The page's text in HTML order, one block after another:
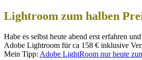
Lightroom zum halben
Habe es selbst heute abend erst erfahren
Adobe Lightroom für ca 158 € inklusive
Mein Tipp: Adobe LightRoom nur heute